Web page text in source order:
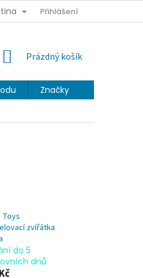
PODMÍNKYPřihlášení
NÁKUPNÍ
Prázdný košík
Značky
Toys
zvířátka
do 5
dnů